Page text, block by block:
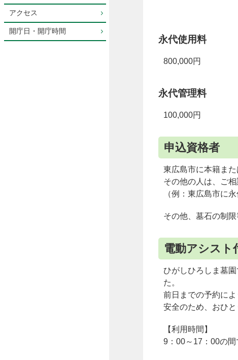
アクセス
開庁日・開庁時間
永代使用料
800,000円
永代管理料
100,000円
申込資格者
東広島市に本籍また
その他の人は、ご相
（例：東広島市に
その他、墓石の制
電動アシスト
ひがしひろしま墓
た。
前日までの予約に
安全のため、おひと
【利用時間】
9：00～17：00の間